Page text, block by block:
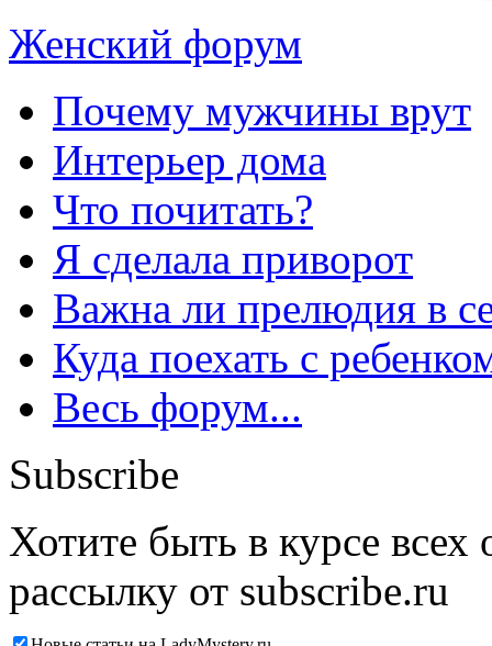
Женский форум
Почему мужчины врут
Интерьер дома
Что почитать?
Я сделала приворот
Важна ли прелюдия в
Куда поехать с
Весь форум...
Subscribe
Хотите быть в курсе
рассылку от subscribe.ru